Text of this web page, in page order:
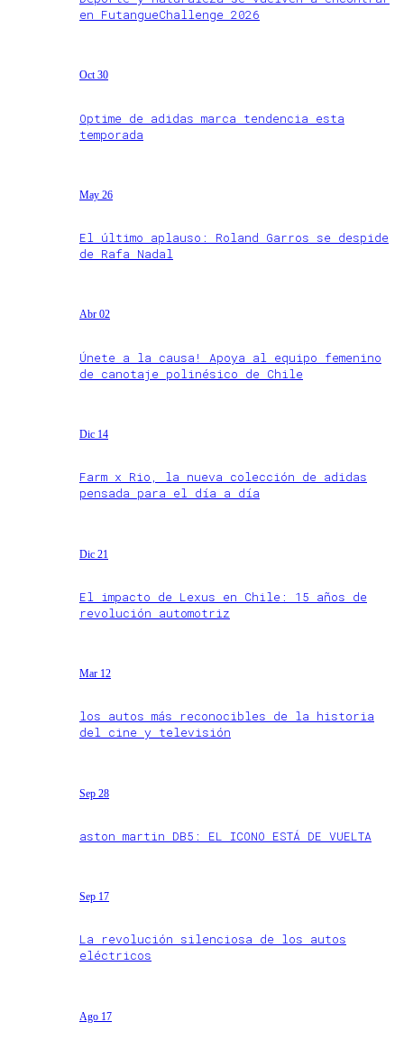
en FutangueChallenge 2026
Oct 30
Optime de adidas marca tendencia esta
temporada
May 26
El último aplauso: Roland Garros se despide
de Rafa Nadal
Abr 02
Únete a la causa! Apoya al equipo femenino
de canotaje polinésico de Chile
Dic 14
Farm x Rio, la nueva colección de adidas
pensada para el día a día
Dic 21
El impacto de Lexus en Chile: 15 años de
revolución automotriz
Mar 12
los autos más reconocibles de la historia
del cine y televisión
Sep 28
aston martin DB5: EL ICONO ESTÁ DE VUELTA
Sep 17
La revolución silenciosa de los autos
eléctricos
Ago 17